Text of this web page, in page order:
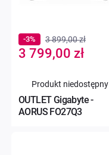
OUTLET Gigabyte -
AORUS FO27Q3
Special
Price
3 799,00 zł
-3% 3 899,00 zł
Produkt niedostępny